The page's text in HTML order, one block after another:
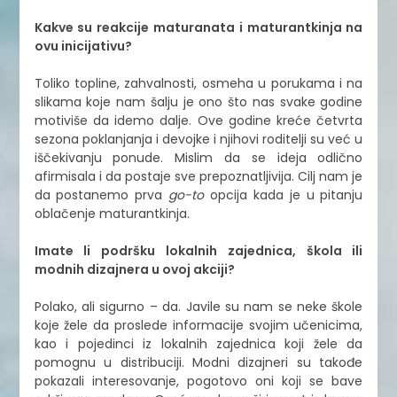
Kakve su reakcije maturanata i maturantkinja na
ovu inicijativu?
Toliko topline, zahvalnosti, osmeha u porukama i na
slikama koje nam šalju je ono što nas svake godine
motiviše da idemo dalje. Ove godine kreće četvrta
sezona poklanjanja i devojke i njihovi roditelji su već u
iščekivanju ponude. Mislim da se ideja odlično
afirmisala i da postaje sve prepoznatljivija. Cilj nam je
da postanemo prva go-toopcija kada je u pitanju
oblačenje maturantkinja.
Imate li podršku lokalnih zajednica, škola ili
modnih dizajnera u ovoj akciji?
Polako, ali sigurno – da. Javile su nam se neke škole
koje žele da proslede informacije svojim učenicima,
kao i pojedinci iz lokalnih zajednica koji žele da
pomognu u distribuciji. Modni dizajneri su takođe
pokazali interesovanje, pogotovo oni koji se bave